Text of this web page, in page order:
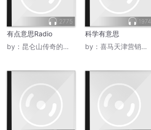
2775
有点意思Radio
by： 昆仑山传奇的世纪觉醒
1974
科学有意思
by： 喜马天津营销服务中心